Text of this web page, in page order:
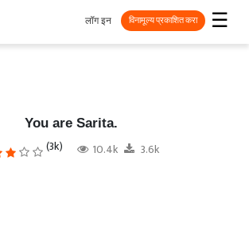
☰
लॉग इन विनामूल्य प्रकाशित करा
You are Sarita.
(3k) 10.4k 3.6k